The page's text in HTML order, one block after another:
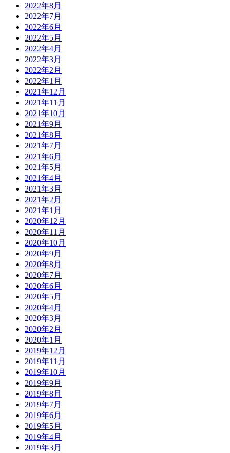
2022年8月
2022年7月
2022年6月
2022年5月
2022年4月
2022年3月
2022年2月
2022年1月
2021年12月
2021年11月
2021年10月
2021年9月
2021年8月
2021年7月
2021年6月
2021年5月
2021年4月
2021年3月
2021年2月
2021年1月
2020年12月
2020年11月
2020年10月
2020年9月
2020年8月
2020年7月
2020年6月
2020年5月
2020年4月
2020年3月
2020年2月
2020年1月
2019年12月
2019年11月
2019年10月
2019年9月
2019年8月
2019年7月
2019年6月
2019年5月
2019年4月
2019年3月